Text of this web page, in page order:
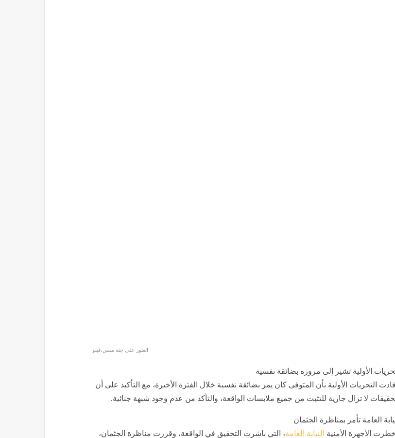
العثور على جثة مسن،فيتو
الأولية تشير إلى مروره بضائقة نفسية
التحريات الأولية بأن المتوفى كان يمر بضائقة نفسية خلال الفترة الأخيرة، مع التأكيد على أن
لا تزال جارية للتثبت من جميع ملابسات الواقعة، والتأكد من عدم وجود شبهة جنائية.
العامة تأمر بمناظرة الجثمان
الأجهزة الأمنية النيابة العامة، التي باشرت التحقيق في الواقعة، وقررت مناظرة الجثمان،